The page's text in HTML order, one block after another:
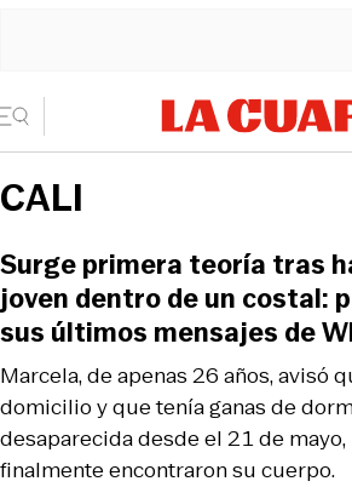
CALI
Marcela, de apenas 26 años, avisó
domicilio y que tenía ganas de
desaparecida desde el 21 de mayo,
finalmente encontraron su cuerpo.
Surge primera teoría tras
joven dentro de un costal:
sus últimos mensajes de